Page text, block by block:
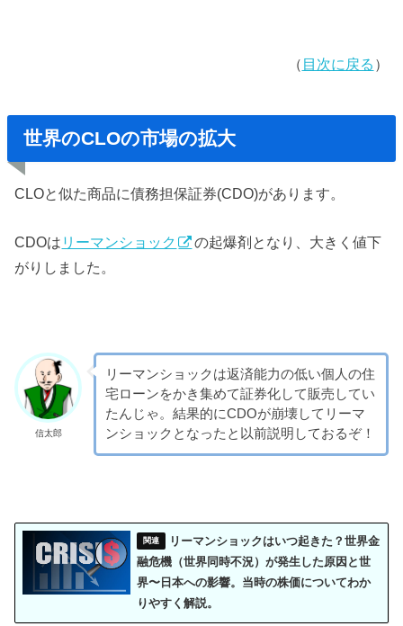
（ 目次に戻る ）
世界のCLOの市場の拡大
CLOと似た商品に債務担保証券(CDO)があります。
CDOは リーマンショック
の起爆剤となり、大きく値下
がりしました。
信太郎
リーマンショックは返済能力の低い個人の住
宅ローンをかき集めて証券化して販売してい
たんじゃ。結果的にCDOが崩壊してリーマ
ンショックとなったと以前説明しておるぞ！
リーマンショックはいつ起きた？世界金
融危機（世界同時不況）が発生した原因と世
界〜日本への影響。当時の株価についてわか
りやすく解説。